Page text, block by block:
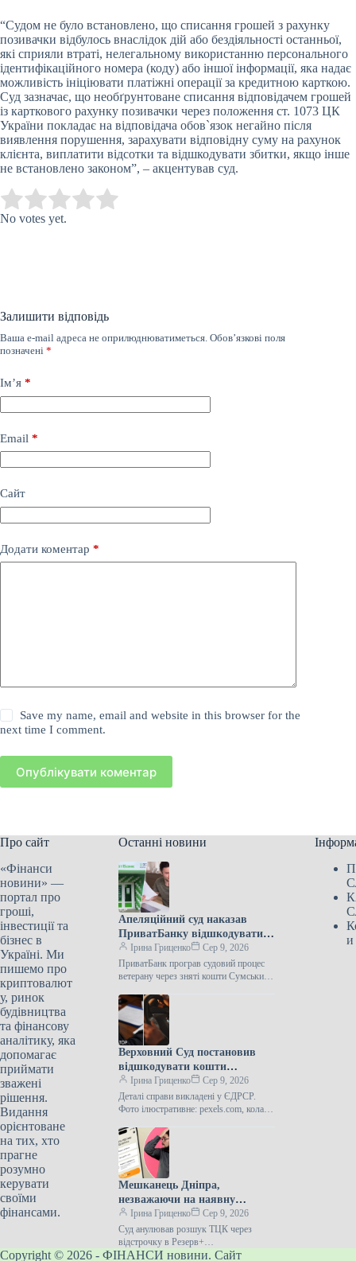
“Судом не було встановлено, що списання грошей з рахунку
позивачки відбулось внаслідок дій або бездіяльності останньої,
які сприяли втраті, нелегальному використанню персонального
ідентифікаційного номера (коду) або іншої інформації, яка надає
можливість ініціювати платіжні операції за кредитною карткою.
Суд зазначає, що необґрунтоване списання відповідачем грошей
із карткового рахунку позивачки через положення ст. 1073 ЦК
України покладає на відповідача обов`язок негайно після
виявлення порушення, зарахувати відповідну суму на рахунок
клієнта, виплатити відсотки та відшкодувати збитки, якщо інше
не встановлено законом”, – акцентував суд.
Rate this item:
No votes yet.
Залишити відповідь
Ваша e-mail адреса не оприлюднюватиметься. Обов’язкові поля
позначені *
Ім’я *
Email *
Сайт
Додати коментар *
Save my name, email and website in this browser for the
next time I comment.
Опублікувати коментар
Про сайт
«Фінанси
новини» —
портал про
гроші,
інвестиції та
бізнес в
Україні. Ми
пишемо про
криптовалют
у, ринок
будівництва
та фінансову
аналітику, яка
допомагає
приймати
зважені
рішення.
Видання
орієнтоване
на тих, хто
прагне
розумно
керувати
своїми
фінансами.
Останні новини
Апеляційний суд наказав
ПриватБанку відшкодувати
ветерану війни 12 741 гривню,
привласнену зловмисниками.
Ірина Гриценко
Сер 9, 2026
ПриватБанк програв судовий процес
ветерану через зняті кошти Сумський
задоволенні скарги АТ КБ
“ПриватБанк”…
Верховний Суд постановив
відшкодувати кошти
дніпрянину, на якого поліція
безпідставно склала протокол
за керування автомобілем під
Ірина Гриценко
Сер 9, 2026
Деталі справи викладені у ЄДРСР.
Фото ілюстративне: pexels.com, колаж:
2026 року відхилив касаційну вимогу
мешканця…
Мешканець Дніпра,
незважаючи на наявну
відстрочку, мав статус особи,
яку розшукують, у додатку
“Резерв+” – яким було
винесене судове рішення
Ірина Гриценко
Сер 9, 2026
Суд анулював розшук ТЦК через
відстрочку в Резерв+
Дніпропетровський окружний
и
Copyright © 2026 - ФІНАНСИ новини. Сайт